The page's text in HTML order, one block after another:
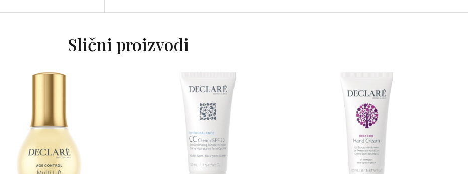
Poboljšava teksturu kože: 91%*
*Test uporabe proveden na 22 volontera. Primjena jednom dnevno tijekom 28 dana. %
dobrovoljaca koji su primijetili učinak.
Upotreba: Nanesite lokalno danju i noću.
Slični proizvodi